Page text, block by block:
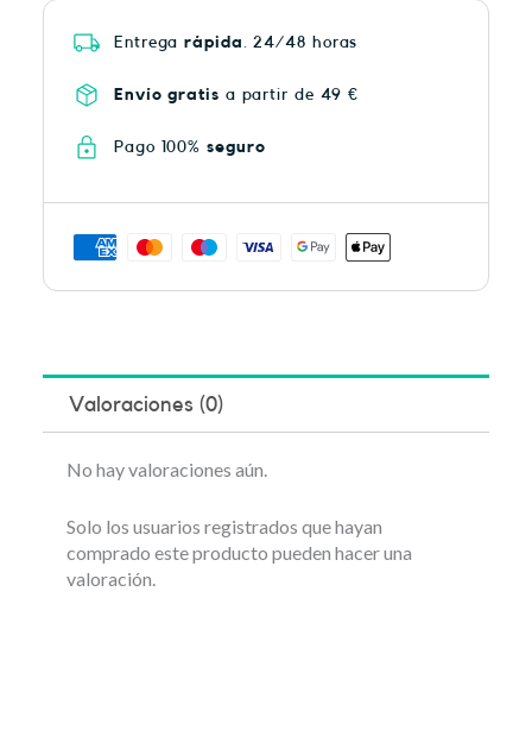
Entregarápida . 24/48 horas
Envío gratis a partir de 49 €
Pago 100% seguro
Valoraciones (0)
No hay valoraciones aún.
Solo los usuarios registrados que hayan
comprado este producto pueden hacer una
valoración.